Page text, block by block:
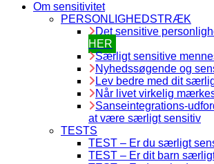
Om sensitivitet
PERSONLIGHEDSTRÆK
Det sensitive
HER
Særligt sensitive
Nyhedssøgende og
Lev bedre med dit
Når livet virkelig
Sanseintegrations-
at være særligt sensitiv
TESTS
TEST – Er du særligt
TEST – Er dit barn